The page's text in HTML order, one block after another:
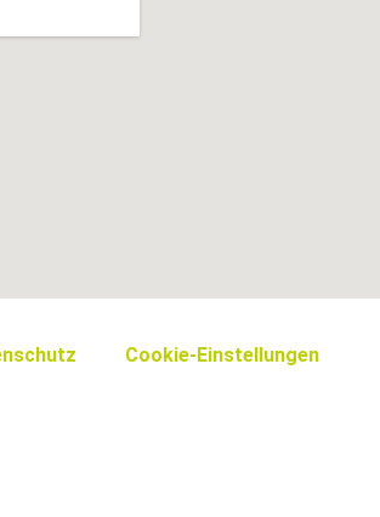
Cookie-Einstellungen